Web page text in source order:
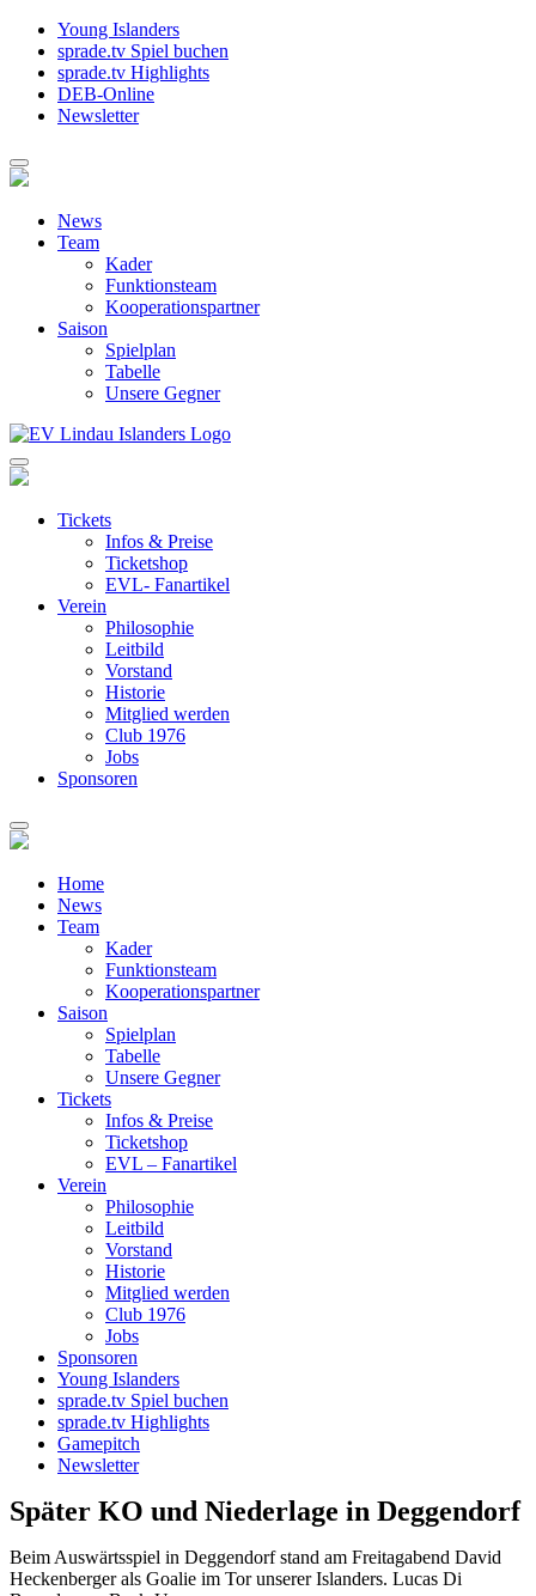
Young Islanders
sprade.tv Spiel buchen
sprade.tv Highlights
DEB-Online
Newsletter
News
Team
Kader
Funktionsteam
Kooperationspartner
Saison
Spielplan
Tabelle
Unsere Gegner
Tickets
Infos & Preise
Ticketshop
EVL- Fanartikel
Verein
Philosophie
Leitbild
Vorstand
Historie
Mitglied werden
Club 1976
Jobs
Sponsoren
Home
News
Team
Kader
Funktionsteam
Kooperationspartner
Saison
Spielplan
Tabelle
Unsere Gegner
Tickets
Infos & Preise
Ticketshop
EVL – Fanartikel
Verein
Philosophie
Leitbild
Vorstand
Historie
Mitglied werden
Club 1976
Jobs
Sponsoren
Young Islanders
sprade.tv Spiel buchen
sprade.tv Highlights
Gamepitch
Newsletter
Später KO und Niederlage in Deggendorf
Beim Auswärtsspiel in Deggendorf stand am Freitagabend David
Heckenberger als Goalie im Tor unserer Islanders. Lucas Di